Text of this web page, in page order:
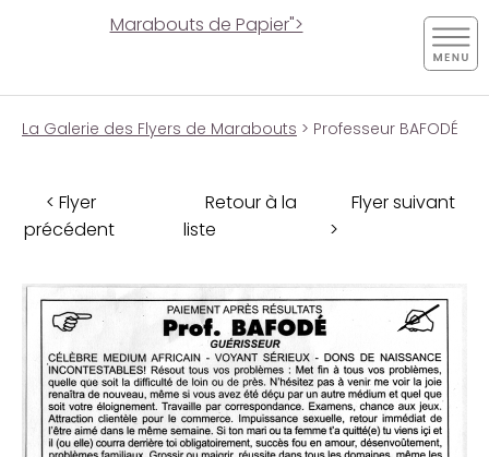
Marabouts de Papier">
La Galerie des Flyers de Marabouts > Professeur BAFODÉ
< Flyer
précédent
Retour à la
liste
Flyer suivant
>